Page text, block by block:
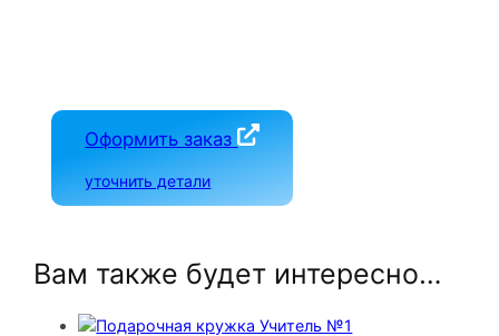
Оформить заказ
уточнить детали
Вам также будет интересно…